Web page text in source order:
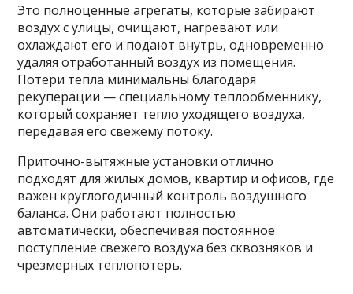
Это полноценные агрегаты, которые забирают
воздух с улицы, очищают, нагревают или
охлаждают его и подают внутрь, одновременно
удаляя отработанный воздух из помещения.
Потери тепла минимальны благодаря
рекуперации — специальному теплообменнику,
который сохраняет тепло уходящего воздуха,
передавая его свежему потоку.
Приточно-вытяжные установки отлично
подходят для жилых домов, квартир и офисов, где
важен круглогодичный контроль воздушного
баланса. Они работают полностью
автоматически, обеспечивая постоянное
поступление свежего воздуха без сквозняков и
чрезмерных теплопотерь.